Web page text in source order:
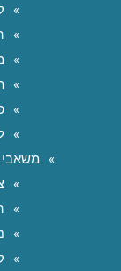
משאבי